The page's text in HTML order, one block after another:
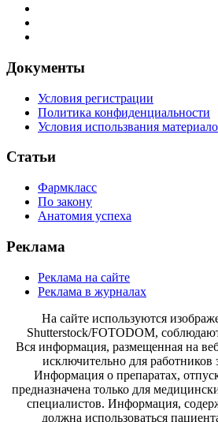
Документы
Условия регистрации
Политика конфиденциальности
Условия использвания
Статьи
Фармкласс
По закону
Анатомия успеха
Реклама
Реклама на сайте
Реклама в журналах
На сайте используются
Shutterstock/FOTODOM,
Вся информация, размещенная на
исключительно для работников
Информация о препаратах,
предназначена только для
специалистов. Информация,
должна использоваться